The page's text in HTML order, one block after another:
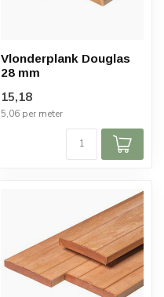
Vlonderplank Douglas
28 mm
15,18
5,06 per meter